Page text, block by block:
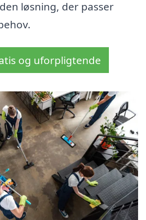
løsning, der passer
og uforpligtende